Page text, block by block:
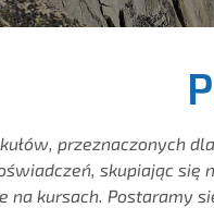
przeznaczonych
skupiając
na kursach. Postaramy